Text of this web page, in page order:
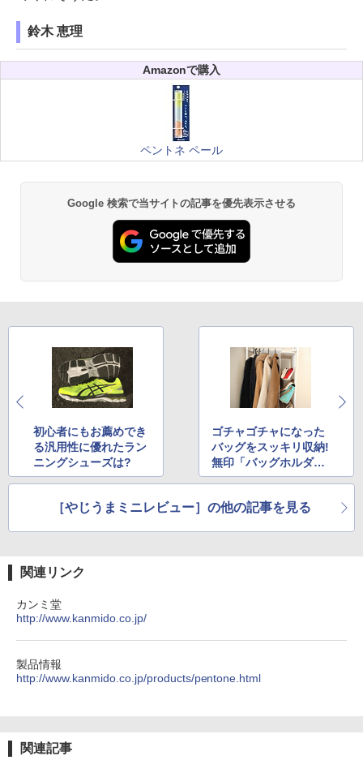
鈴木 恵理
Amazonで購入
ペントネ ペール
Google 検索で当サイトの記事を優先表示させる
初心者にもお薦めでき
る汎用性に優れたラン
ニングシューズは?
ゴチャゴチャになった
バッグをスッキリ収納!
無印「バッグホルダ
ー」
［やじうまミニレビュー］の他の記事を見る
関連リンク
カンミ堂
http://www.kanmido.co.jp/
製品情報
http://www.kanmido.co.jp/products/pentone.html
関連記事